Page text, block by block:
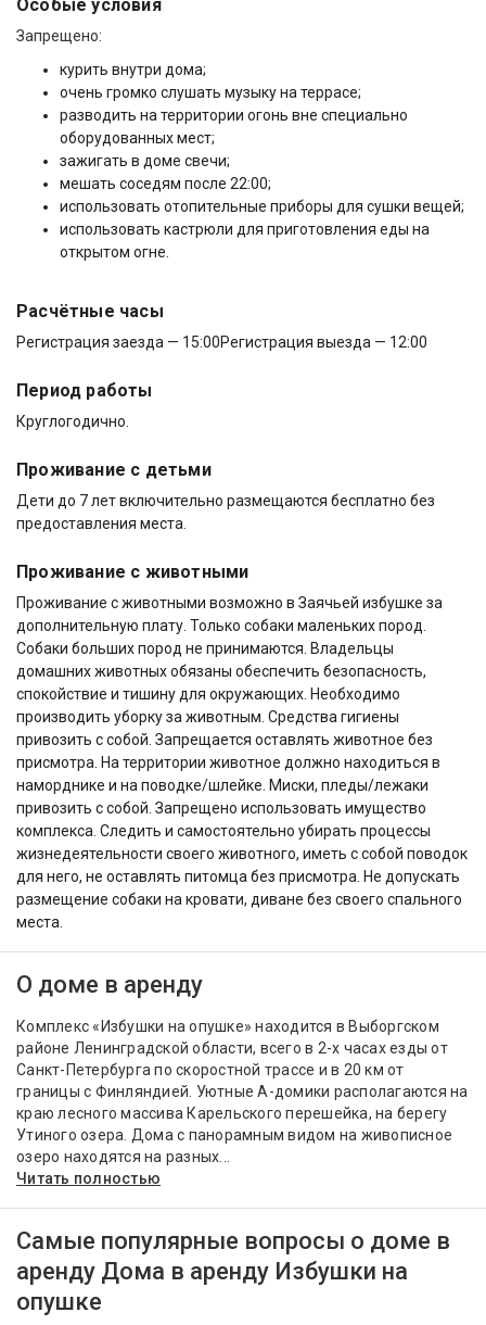
Особые условия
Запрещено:
курить внутри дома;
очень громко слушать музыку на террасе;
разводить на территории огонь вне специально
оборудованных мест;
зажигать в доме свечи;
мешать соседям после 22:00;
использовать отопительные приборы для сушки вещей;
использовать кастрюли для приготовления еды на
открытом огне.
Расчётные часы
Регистрация заезда — 15:00Регистрация выезда — 12:00
Период работы
Круглогодично.
Проживание с детьми
Дети до 7 лет включительно размещаются бесплатно без
предоставления места.
Проживание с животными
Проживание с животными возможно в Заячьей избушке за
дополнительную плату. Только собаки маленьких пород.
Собаки больших пород не принимаются. Владельцы
домашних животных обязаны обеспечить безопасность,
спокойствие и тишину для окружающих. Необходимо
производить уборку за животным. Средства гигиены
привозить с собой. Запрещается оставлять животное без
присмотра. На территории животное должно находиться в
наморднике и на поводке/шлейке. Миски, пледы/лежаки
привозить с собой. Запрещено использовать имущество
комплекса. Следить и самостоятельно убирать процессы
жизнедеятельности своего животного, иметь с собой поводок
для него, не оставлять питомца без присмотра. Не допускать
размещение собаки на кровати, диване без своего спального
места.
О доме в аренду
Комплекс «Избушки на опушке» находится в Выборгском
районе Ленинградской области, всего в 2-х часах езды от
Санкт-Петербурга по скоростной трассе и в 20 км от
границы с Финляндией. Уютные А-домики располагаются на
краю лесного массива Карельского перешейка, на берегу
Утиного озера. Дома с панорамным видом на живописное
озеро находятся на разных...
Читать полностью
Самые популярные вопросы о доме в
аренду Дома в аренду Избушки на
опушке